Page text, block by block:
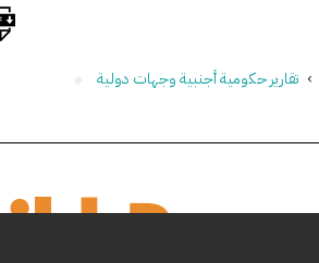
› تقارير حكومية أجنبية وجهات دولية